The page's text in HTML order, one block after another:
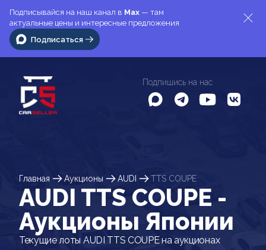
Подписывайся на наш канал в Max — там
актуальные цены и интересные предложения
Подписаться
Подпишись на нас
Главная Аукционы AUDI TTS COUPE
AUDI TTS COUPE -
Аукционы Японии
Текущие лоты AUDI TTS COUPE на аукционах